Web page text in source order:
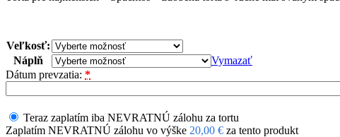
Veľkosť:
Náplň
Vymazať
Dátum prevzatia: *
Teraz zaplatím iba NEVRATNÚ zálohu za tortu
Zaplatím NEVRATNÚ zálohu vo výške 20,00 € za tento produkt